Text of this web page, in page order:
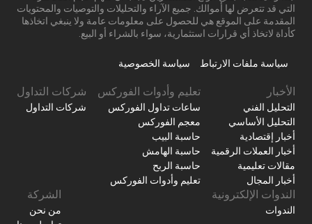
التي قد تتعرض لها أموالك. جميع الآراء والتحليلات والتوصيات والمحتويات
المقدمة على الموقع هي للحصول على معلومات عامة ولا ينبغي اتخاذها
كأداة لاتخاذ أي قرارات استثمارية، سواء بالشراء أو البيع.
سياسة ملفات الارتباط سياسة الخصوصية
الأخبار
التحليل الفني
التحليل الأساسي
أخبار إقتصادية
أخبار العملات الرقمية
مقالات تعليمية
أخبار المجال
تعليم وأدوات الفوركس
ساعات تداول الفوركس
معجم الفوركس
حاسبة البيب
حاسبة الهامش
حاسبة الربح
تعليم وأدوات الفوركس
شركات التداول
شركات التداول
الندوات الإلكترونية
الندوات
الشركة
من نحن